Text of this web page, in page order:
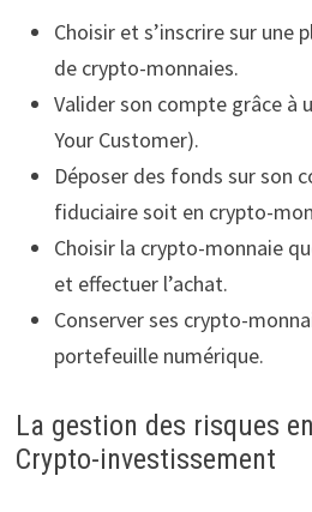
Choisir et s’inscrire sur une
de crypto-monnaies.
Valider son compte grâce à
Your Customer).
Déposer des fonds sur son
fiduciaire soit en crypto-
Choisir la crypto-monnaie
et effectuer l’achat.
Conserver ses crypto-
portefeuille numérique.
La gestion des risques
Crypto-investissement